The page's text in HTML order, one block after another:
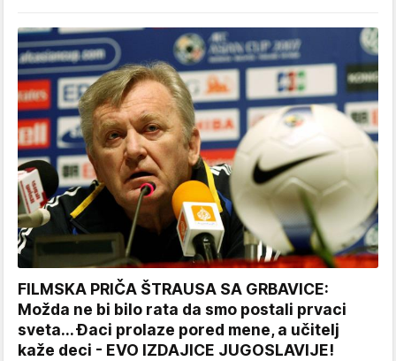
FILMSKA PRIČA ŠTRAUSA SA GRBAVICE:
Možda ne bi bilo rata da smo postali prvaci
sveta... Đaci prolaze pored mene, a učitelj
kaže deci - EVO IZDAJICE JUGOSLAVIJE!